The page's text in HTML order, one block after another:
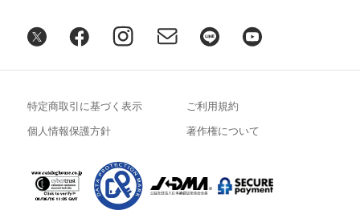
特定商取引に基づく表示 ご利用規約
個人情報保護方針 著作権について